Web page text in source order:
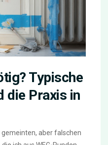
Typische
die Praxis in
aber falschen